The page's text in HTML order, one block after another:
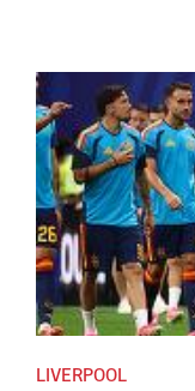
LIVERPOOL